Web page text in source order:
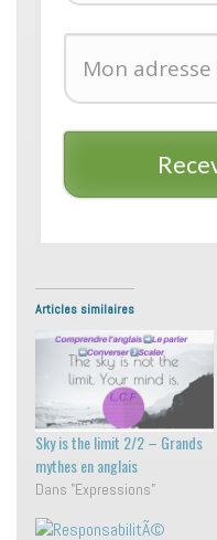
Articles similaires
Sky is the limit 2/2 – Grands
mythes en anglais
Dans "Expressions"